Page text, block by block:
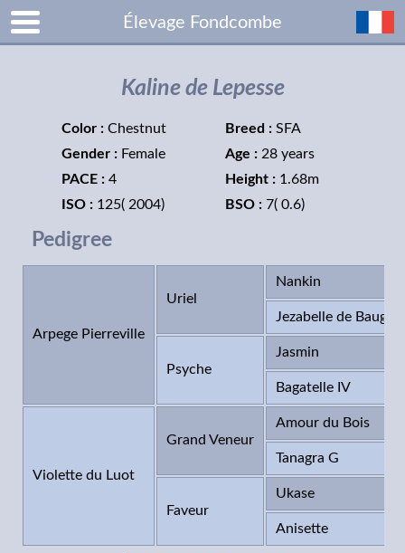
Kaline de Lepesse
Color : Chestnut Breed : SFA
Gender : Female Age : 28 years
PACE : 4 Height : 1.68m
ISO : 125( 2004) BSO : 7( 0.6)
Pedigree
Arpege Pierreville
Uriel
Nankin
Jezabelle de Baugy
Psyche
Jasmin
Bagatelle IV
Violette du Luot
Grand Veneur
Amour du Bois
Tanagra G
Faveur
Ukase
Anisette
Élevage Fondcombe